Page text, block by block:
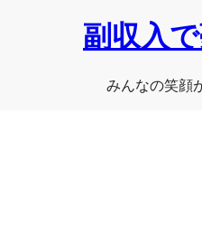
副収入
みんなの笑顔